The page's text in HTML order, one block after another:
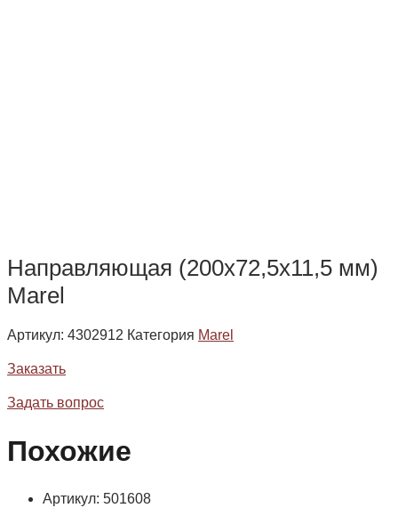
Направляющая (200х72,5х11,5 мм)
Marel
Артикул: 4302912 Категория Marel
Заказать
Задать вопрос
Похожие
Артикул: 501608